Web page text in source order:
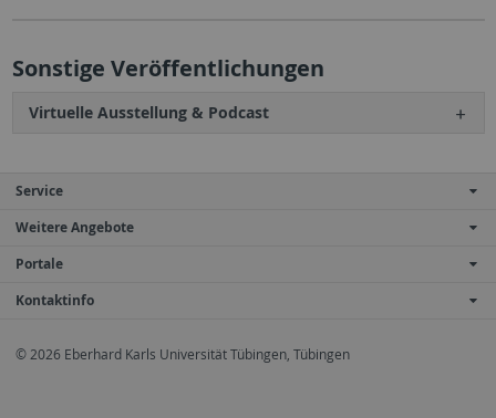
Sonstige Veröffentlichungen
Virtuelle Ausstellung & Podcast
Service
Weitere Angebote
Portale
Kontaktinfo
© 2026 Eberhard Karls Universität Tübingen, Tübingen